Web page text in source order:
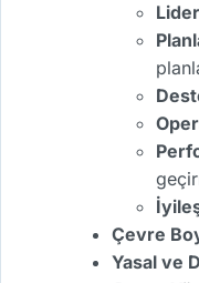
Çevre
Yasal ve